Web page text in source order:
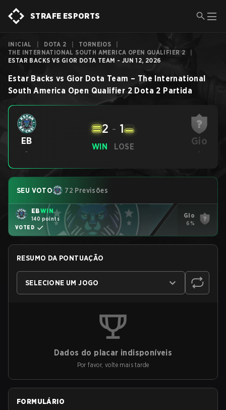
STRAFE ESPORTS
INICIAL DOTA 2 TORNEIOS
THE INTERNATIONAL SOUTH AMERICA OPEN QUALIFIER 2
ESTAR BACKS VS GIOR DOTA TEAM - JUN 12, 2026
Estar Backs vs Gior Dota Team – The International
South America Open Qualifier 2 Dota 2 Partida
EB
-
WIN
2 - 1
LOSE Gio
-
SEU VOTO 72 Previsões
EBWIN
140 points
VOTED
Gio
6%
RESUMO DA PONTUAÇÃO
SELECIONE UM JOGO
Dados do placar indisponíveis
Por favor, volte mais tarde
FORMULÁRIO